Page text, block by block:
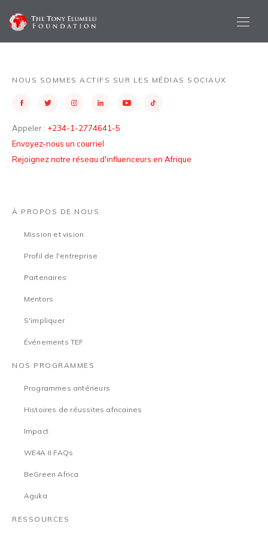
NOUS SOMMES ACTIFS SUR LES MÉDIAS SOCIAUX
Appeler : +234-1-2774641-5
Envoyez-nous un courriel
Rejoignez notre réseau d'influenceurs en Afrique
À PROPOS DE NOUS
Mission et vision
Profil de l'entreprise
Partenaires
Mentors
S'impliquer
Événements TEF
NOS PROGRAMMES
Programmes antérieurs
Histoires de réussites africaines
Impact
WE4A II FAQs
BeGreen Africa
Aguka
RESSOURCES